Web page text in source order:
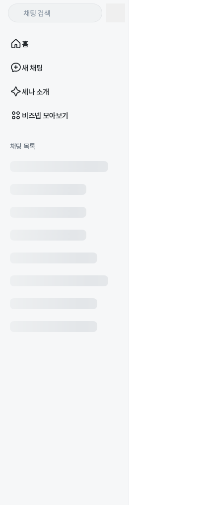
홈
새 채팅
세나 소개
비즈넵 모아보기
채팅 목록